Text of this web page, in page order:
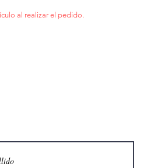
al realizar el pedido.